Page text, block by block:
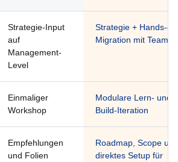
Strategie-Input
auf
Management-
Level
Strategie + Hands-on
Migration mit Team
Einmaliger
Workshop
Modulare Lern- und
Build-Iteration
Empfehlungen
und Folien
Roadmap, Scope und
direktes Setup für